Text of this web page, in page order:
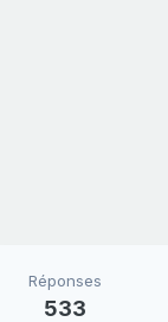
Réponses
533